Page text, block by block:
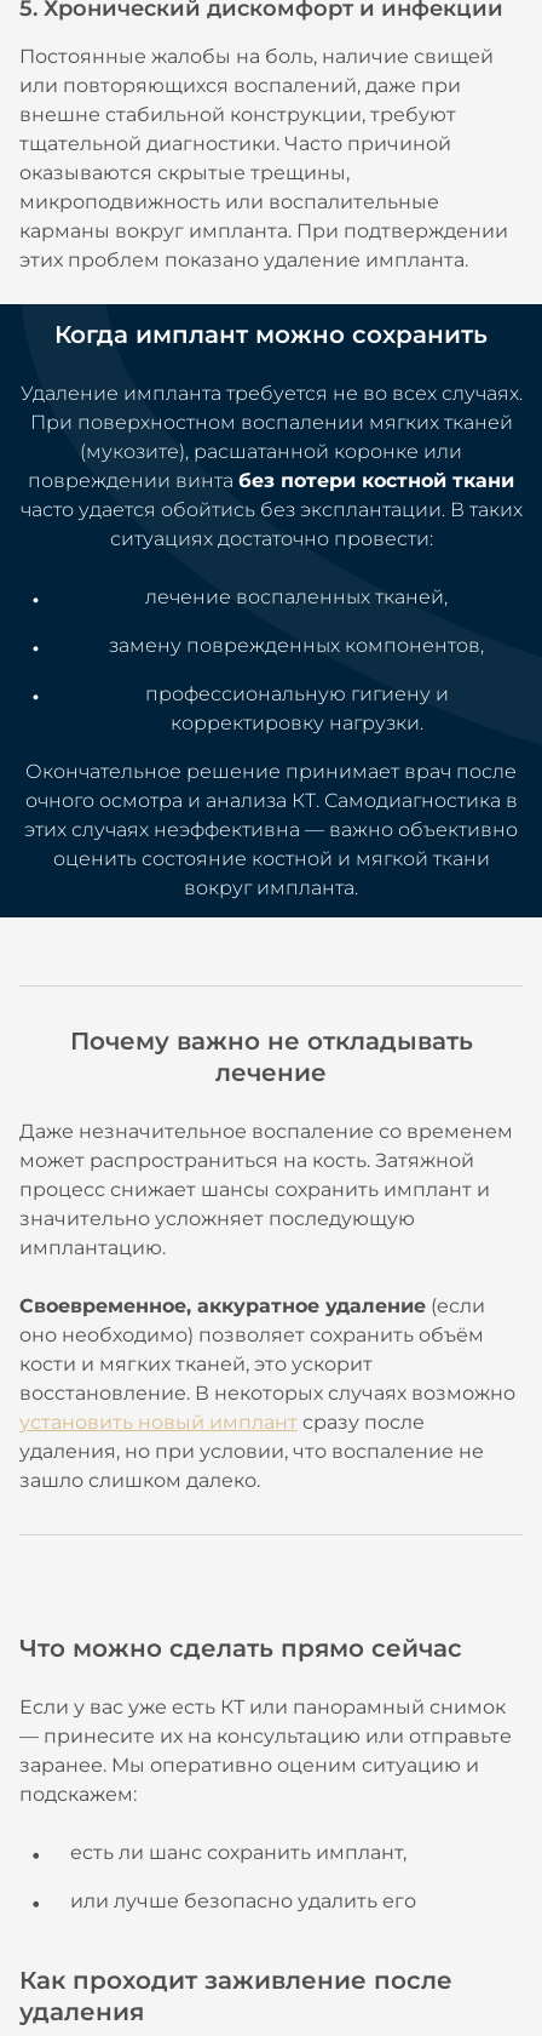
5. Хронический дискомфорт и инфекции
Постоянные жалобы на боль, наличие свищей
или повторяющихся воспалений, даже при
внешне стабильной конструкции, требуют
тщательной диагностики. Часто причиной
оказываются скрытые трещины,
микроподвижность или воспалительные
карманы вокруг импланта. При подтверждении
этих проблем показано удаление импланта.
Когда имплант можно сохранить
Удаление импланта требуется не во всех случаях.
При поверхностном воспалении мягких тканей
(мукозите), расшатанной коронке или
повреждении винта без потери костной ткани
часто удается обойтись без эксплантации. В таких
ситуациях достаточно провести:
лечение воспаленных тканей,
замену поврежденных компонентов,
профессиональную гигиену и
корректировку нагрузки.
Окончательное решение принимает врач после
очного осмотра и анализа КТ. Самодиагностика в
этих случаях неэффективна — важно объективно
оценить состояние костной и мягкой ткани
вокруг импланта.
Почему важно не откладывать
лечение
Даже незначительное воспаление со временем
может распространиться на кость. Затяжной
процесс снижает шансы сохранить имплант и
значительно усложняет последующую
имплантацию.
Своевременное, аккуратное удаление (если
оно необходимо) позволяет сохранить объём
кости и мягких тканей, это ускорит
восстановление. В некоторых случаях возможно
установить новый имплант сразу после
удаления, но при условии, что воспаление не
зашло слишком далеко.
Что можно сделать прямо сейчас
Если у вас уже есть КТ или панорамный снимок
— принесите их на консультацию или отправьте
заранее. Мы оперативно оценим ситуацию и
подскажем:
есть ли шанс сохранить имплант,
или лучше безопасно удалить его
Как проходит заживление после
удаления